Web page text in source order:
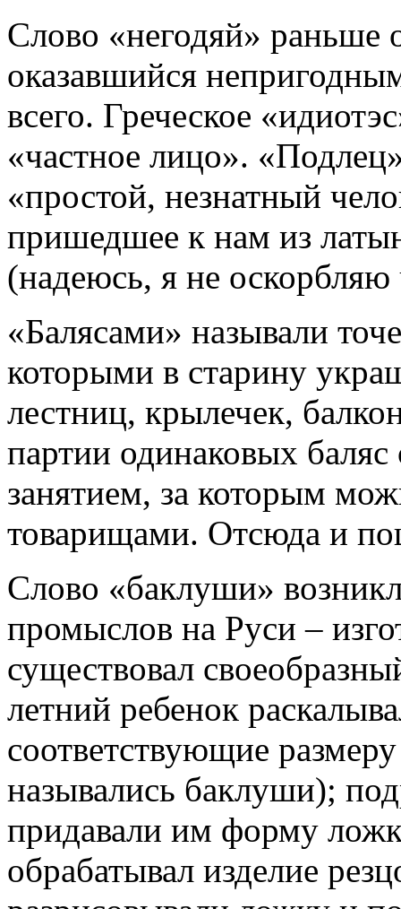
Слово «негодяй» раньше
оказавшийся
всего. Греческое
«частное лицо».
«простой, незнатный
пришедшее к нам из
(надеюсь, я не
«Балясами» называли
которыми в старину
лестниц, крылечек,
партии одинаковых
занятием, за которым
товарищами. Отсюда и
Слово «баклуши»
промыслов на Руси –
существовал
летний ребенок
соответствующие
назывались баклуши);
придавали им форму
обрабатывал изделие